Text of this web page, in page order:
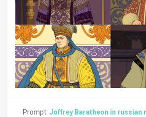
Prompt: Joffrey Baratheon in russian